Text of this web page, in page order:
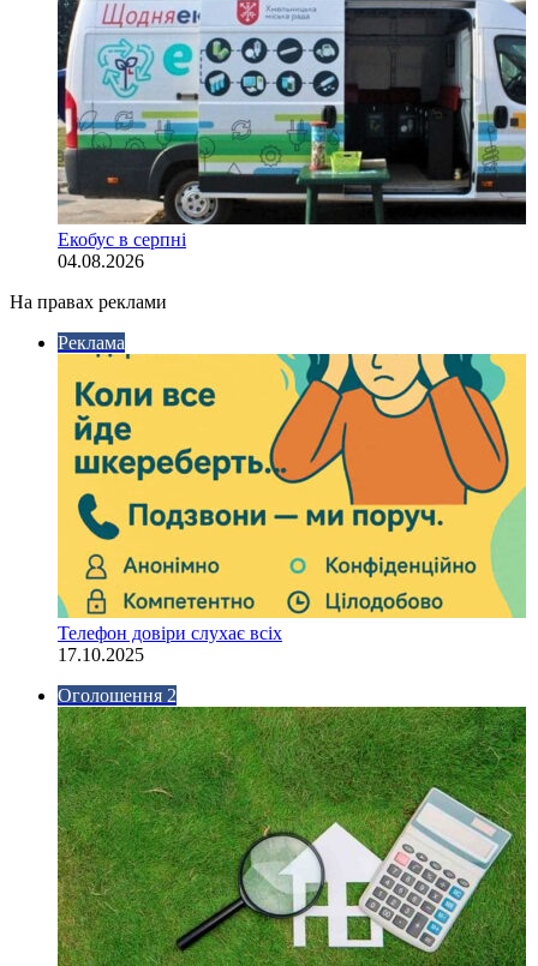
Екобус в серпні
04.08.2026
На правах реклами
Реклама
Телефон довіри слухає всіх
17.10.2025
Оголошення 2